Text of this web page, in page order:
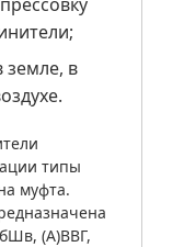
в
типы
муфта.
(А)ВВГ,